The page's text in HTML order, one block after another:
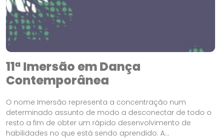
11ª Imersão em Dança
Contemporânea
O nome Imersão representa a concentração num
determinado assunto de modo a desconectar de todo o
resto a fim de obter um rápido desenvolvimento de
habilidades no que está sendo aprendido. A...